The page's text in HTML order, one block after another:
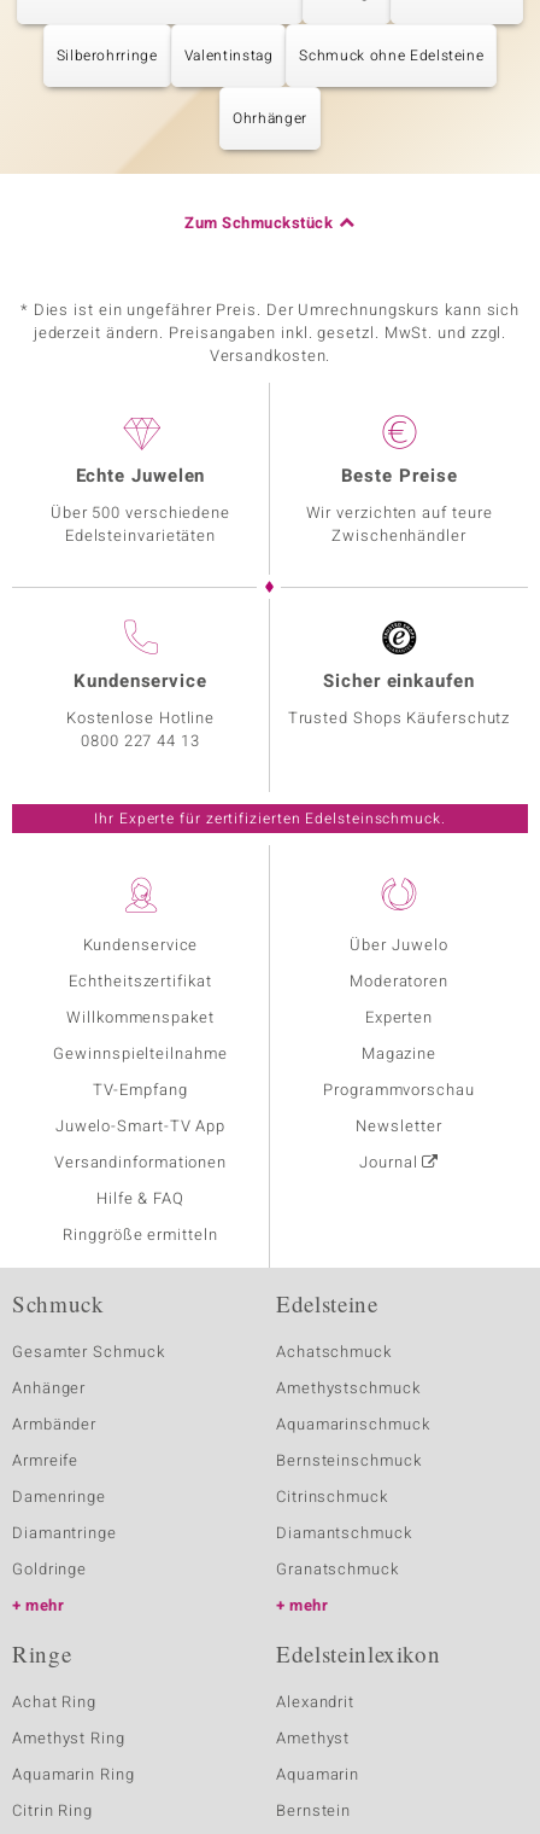
Silberohrringe Valentinstag Schmuck ohne Edelsteine
Ohrhänger
Zum Schmuckstück
* Dies ist ein ungefährer Preis. Der Umrechnungskurs kann sich
jederzeit ändern. Preisangaben inkl. gesetzl. MwSt. und zzgl.
Versandkosten.
Kundenservice
Echtheitszertifikat
Willkommenspaket
Gewinnspielteilnahme
TV-Empfang
Juwelo-Smart-TV App
Versandinformationen
Hilfe & FAQ
Ringgröße ermitteln
Über Juwelo
Moderatoren
Experten
Magazine
Programmvorschau
Newsletter
Journal
Echte Juwelen
Über 500 verschiedene
Edelsteinvarietäten
Beste Preise
Wir verzichten auf teure
Zwischenhändler
Kundenservice
Kostenlose Hotline
0800 227 44 13
Sicher einkaufen
Trusted Shops Käuferschutz
Ihr Experte für zertifizierten Edelsteinschmuck.
Schmuck
Gesamter Schmuck
Anhänger
Armbänder
Armreife
Damenringe
Diamantringe
Goldringe
mehr
Edelsteine
Achatschmuck
Amethystschmuck
Aquamarinschmuck
Bernsteinschmuck
Citrinschmuck
Diamantschmuck
Granatschmuck
mehr
Ringe
Achat Ring
Amethyst Ring
Aquamarin Ring
Citrin Ring
Edelsteinlexikon
Alexandrit
Amethyst
Aquamarin
Bernstein